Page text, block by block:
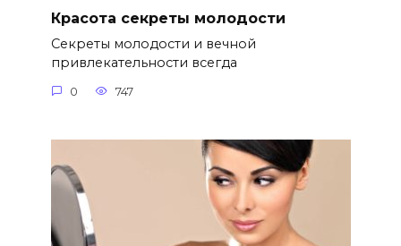
Красота секреты молодости
Секреты молодости и вечной
привлекательности всегда
0 747